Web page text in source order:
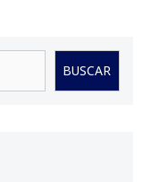
BUSCAR